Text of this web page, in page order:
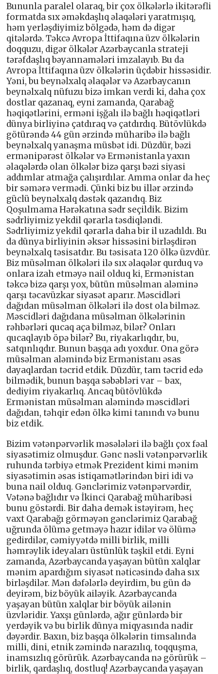
Bununla paralel olaraq, bir çox ölkələrlə ikitərəfli
formatda sıx əməkdaşlıq əlaqələri yaratmışıq,
həm yerləşdiyimiz bölgədə, həm də digər
qitələrdə. Təkcə Avropa İttifaqına üzv ölkələrin
doqquzu, digər ölkələr Azərbaycanla strateji
tərəfdaşlıq bəyannamələri imzalayıb. Bu da
Avropa İttifaqına üzv ölkələrin üçdəbir hissəsidir.
Yəni, bu beynəlxalq əlaqələr və Azərbaycanın
beynəlxalq nüfuzu bizə imkan verdi ki, daha çox
dostlar qazanaq, eyni zamanda, Qarabağ
həqiqətlərini, erməni işğalı ilə bağlı həqiqətləri
dünya birliyinə çatdıraq və çatdırdıq. Bütövlükdə
götürəndə 44 gün ərzində müharibə ilə bağlı
beynəlxalq yanaşma müsbət idi. Düzdür, bəzi
ermənipərəst ölkələr və Ermənistanla yaxın
əlaqələrdə olan ölkələr bizə qarşı bəzi siyasi
addımlar atmağa çalışırdılar. Amma onlar da heç
bir səmərə vermədi. Çünki biz bu illər ərzində
güclü beynəlxalq dəstək qazandıq. Biz
Qoşulmama Hərəkatına sədr seçildik. Bizim
sədrliyimiz yekdil qərarla təsdiqləndi.
Sədrliyimiz yekdil qərarla daha bir il uzadıldı. Bu
da dünya birliyinin əksər hissəsini birləşdirən
beynəlxalq təsisatdır. Bu təsisata 120 ölkə üzvdür.
Biz müsəlman ölkələri ilə sıx əlaqələr qurduq və
onlara izah etməyə nail olduq ki, Ermənistan
təkcə bizə qarşı yox, bütün müsəlman aləminə
qarşı təcavüzkar siyasət aparır. Məscidləri
dağıdan müsəlman ölkələri ilə dost ola bilməz.
Məscidləri dağıdana müsəlman ölkələrinin
rəhbərləri qucaq aça bilməz, bilər? Onları
qucaqlayıb öpə bilər? Bu, riyakarlıqdır, bu,
satqınlıqdır. Bunun başqa adı yoxdur. Ona görə
müsəlman aləmində biz Ermənistanı əsas
dayaqlardan təcrid etdik. Düzdür, tam təcrid edə
bilmədik, bunun başqa səbəbləri var – bax,
dediyim riyakarlıq. Ancaq bütövlükdə
Ermənistan müsəlman aləmində məscidləri
dağıdan, təhqir edən ölkə kimi tanındı və bunu
biz etdik.
Bizim vətənpərvərlik məsələləri ilə bağlı çox fəal
siyasətimiz olmuşdur. Gənc nəsli vətənpərvərlik
ruhunda tərbiyə etmək Prezident kimi mənim
siyasətimin əsas istiqamətlərindən biri idi və
buna nail olduq. Gənclərimiz vətənpərvərdir,
Vətənə bağlıdır və İkinci Qarabağ müharibəsi
bunu göstərdi. Bir daha demək istəyirəm, heç
vaxt Qarabağı görməyən gənclərimiz Qarabağ
uğrunda ölümə getməyə hazır idilər və ölümə
gedirdilər, cəmiyyətdə milli birlik, milli
həmrəylik ideyaları üstünlük təşkil etdi. Eyni
zamanda, Azərbaycanda yaşayan bütün xalqlar
mənim apardığım siyasət nəticəsində daha sıx
birləşdilər. Mən dəfələrlə deyirdim, bu gün də
deyirəm, biz böyük ailəyik. Azərbaycanda
yaşayan bütün xalqlar bir böyük ailənin
üzvləridir. Yaxşı günlərdə, ağır günlərdə bir
yerdəyik və bu birlik dünya miqyasında nadir
dəyərdir. Baxın, biz başqa ölkələrin timsalında
milli, dini, etnik zəmində narazılıq, toqquşma,
inamsızlıq görürük. Azərbaycanda nə görürük –
birlik, qardaşlıq, dostluq! Azərbaycanda yaşayan